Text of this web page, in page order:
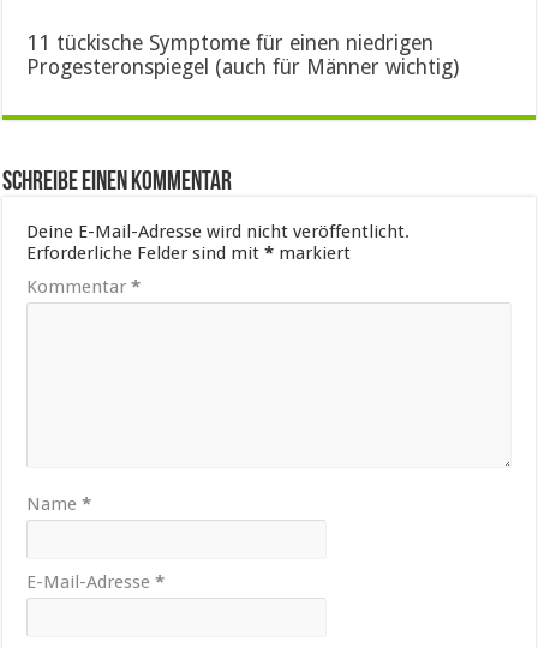
11 tückische Symptome für einen niedrigen
Progesteronspiegel (auch für Männer wichtig)
Schreibe einen Kommentar
Deine E-Mail-Adresse wird nicht veröffentlicht.
Erforderliche Felder sind mit* markiert
Kommentar*
Name*
E-Mail-Adresse*